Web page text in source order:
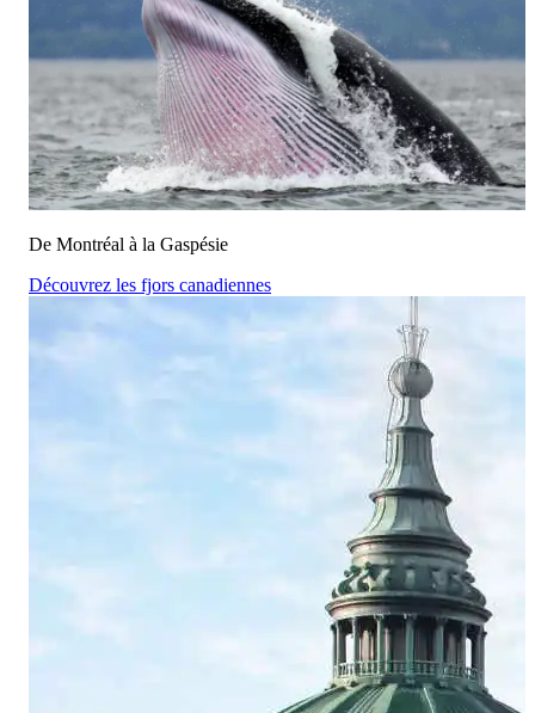
De Montréal à la Gaspésie
Découvrez les fjors canadiennes